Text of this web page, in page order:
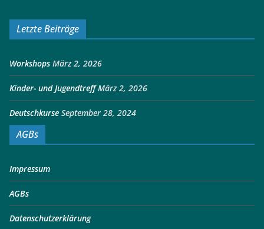
Letzte Beiträge
Workshops März 2, 2026
Kinder- und Jugendtreff März 2, 2026
Deutschkurse September 28, 2024
AGBs
Impressum
AGBs
Datenschutzerklärung